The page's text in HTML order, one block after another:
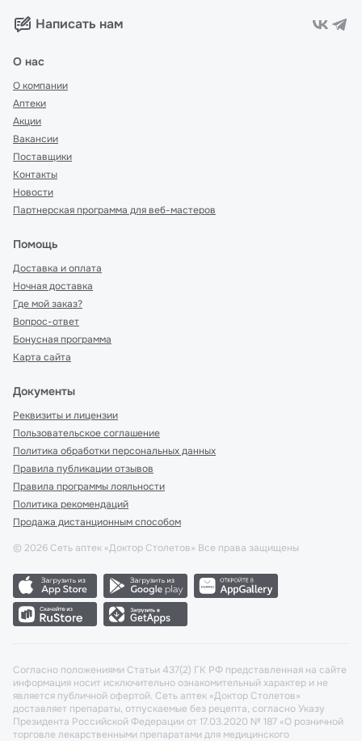
Написать нам
О нас
О компании
Аптеки
Акции
Вакансии
Поставщики
Контакты
Новости
Партнерская программа для веб-мастеров
Помощь
Доставка и оплата
Ночная доставка
Где мой заказ?
Вопрос-ответ
Бонусная программа
Карта сайта
Документы
Реквизиты и лицензии
Пользовательское соглашение
Политика обработки персональных данных
Правила публикации отзывов
Правила программы лояльности
Политика рекомендаций
Продажа дистанционным способом
© 2026 Сеть аптек «Доктор Столетов» Все права защищены
Согласно положениями Статьи 437(2) ГК РФ представленная на сайте
информация носит исключительно ознакомительный характер и не
является публичной офертой. Сеть аптек «Доктор Столетов»
доставляет препараты, отпускаемые без рецепта, согласно Указу
Президента Российской Федерации от 17.03.2020 № 187 «О розничной
торговле лекарственными препаратами для медицинского